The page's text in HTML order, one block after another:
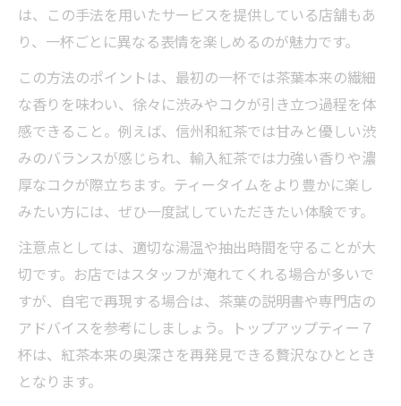
紅茶専門店のギフト対応とおすすめ理由
美味しい紅茶が買える店で選ぶギフトの魅
力
紅茶の美味しい店認定で信頼度アップ
紅茶専門店が集う長野で充実のティータイムを
満喫
紅茶おすすめ長野県の専門店めぐり体験記
トップアップティー７杯で楽しむ贅沢時間
美味しい紅茶が買える店を訪れるコツ
長野市や松本市で味わうティータイムの魅
力
紅茶専門店ギフトで特別なひとときを演出
は、この手法を用いたサービスを提供している店舗もあ
り、一杯ごとに異なる表情を楽しめるのが魅力です。
この方法のポイントは、最初の一杯では茶葉本来の繊細
な香りを味わい、徐々に渋みやコクが引き立つ過程を体
感できること。例えば、信州和紅茶では甘みと優しい渋
みのバランスが感じられ、輸入紅茶では力強い香りや濃
厚なコクが際立ちます。ティータイムをより豊かに楽し
みたい方には、ぜひ一度試していただきたい体験です。
注意点としては、適切な湯温や抽出時間を守ることが大
切です。お店ではスタッフが淹れてくれる場合が多いで
すが、自宅で再現する場合は、茶葉の説明書や専門店の
アドバイスを参考にしましょう。トップアップティー７
杯は、紅茶本来の奥深さを再発見できる贅沢なひととき
となります。